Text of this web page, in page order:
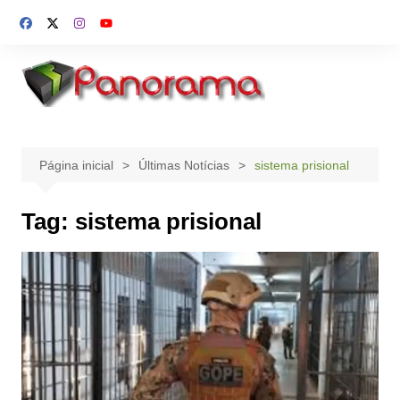
para
conteúdo
Página inicial Últimas Notícias sistema prisional
Tag: sistema prisional